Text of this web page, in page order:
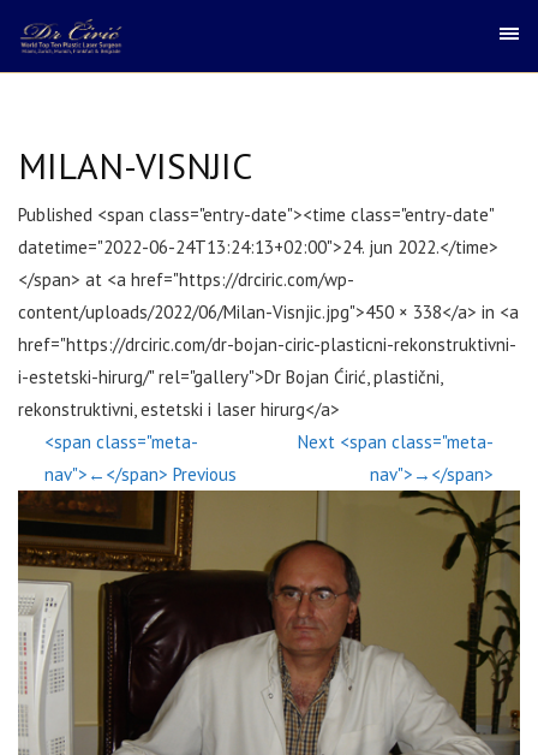
MILAN-VISNJIC
Published <span class="entry-date"><time class="entry-date"
datetime="2022-06-24T13:24:13+02:00">24. jun 2022.</time>
</span> at <a href="https://drciric.com/wp-
content/uploads/2022/06/Milan-Visnjic.jpg">450 × 338</a> in <a
href="https://drciric.com/dr-bojan-ciric-plasticni-rekonstruktivni-
i-estetski-hirurg/" rel="gallery">Dr Bojan Ćirić, plastični,
rekonstruktivni, estetski i laser hirurg</a>
<span class="meta-
nav">←</span> Previous
Next <span class="meta-
nav">→</span>